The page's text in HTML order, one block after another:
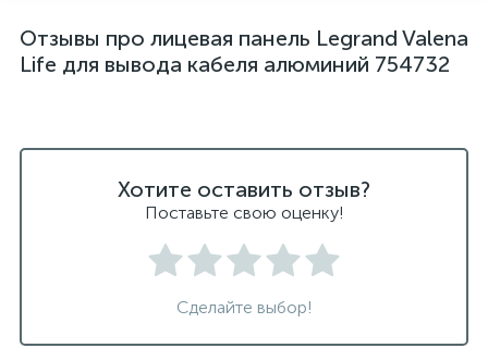
Отзывы про лицевая панель Legrand Valena
Life для вывода кабеля алюминий 754732
Хотите оставить отзыв?
Поставьте свою оценку!
Сделайте выбор!